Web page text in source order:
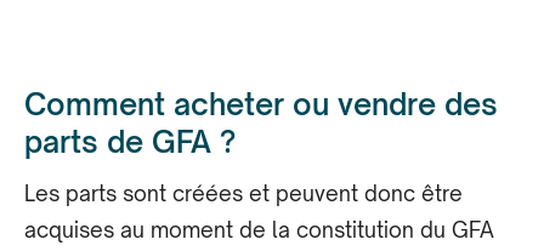
Comment acheter ou vendre des
parts de GFA ?
Les parts sont créées et peuvent donc être
acquises au moment de la constitution du GFA